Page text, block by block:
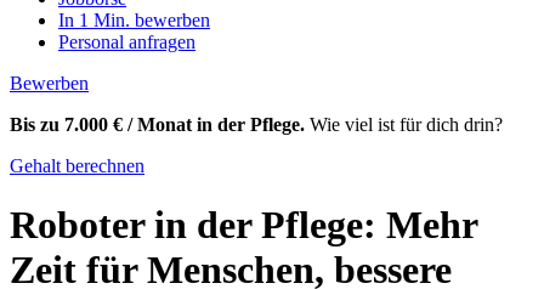
In 1 Min. bewerben
Personal anfragen
Bewerben
Bis zu 7.000 € / Monat in der Pflege. Wie viel ist für dich drin?
Gehalt berechnen
Roboter in der Pflege: Mehr
Zeit für Menschen, bessere